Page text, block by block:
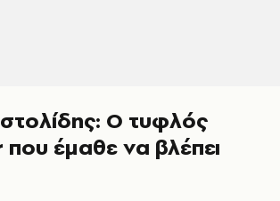
Ο τυφλός
έμαθε να βλέπει